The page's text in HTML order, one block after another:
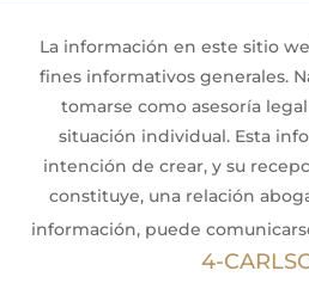
La información en este sitio
fines informativos generales.
tomarse como asesoría
situación individual. Esta
intención de crear, y su
constituye, una relación
información, puede
4-